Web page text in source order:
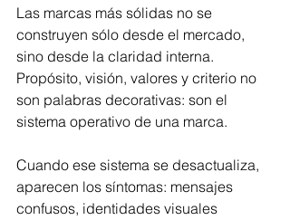
Las marcas más sólidas no se
construyen sólo desde el mercado,
sino desde la claridad interna.
Propósito, visión, valores y criterio no
son palabras decorativas: son el
sistema operativo de una marca.
Cuando ese sistema se desactualiza,
aparecen los síntomas: mensajes
confusos, identidades visuales